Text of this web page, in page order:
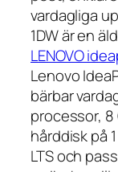
vardagliga
1DW är en
LENOVO
Lenovo
bärbar
processor,
hårddisk på
LTS och